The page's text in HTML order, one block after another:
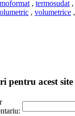
, termosudat ,
, volumetrice ,
pentru acest site